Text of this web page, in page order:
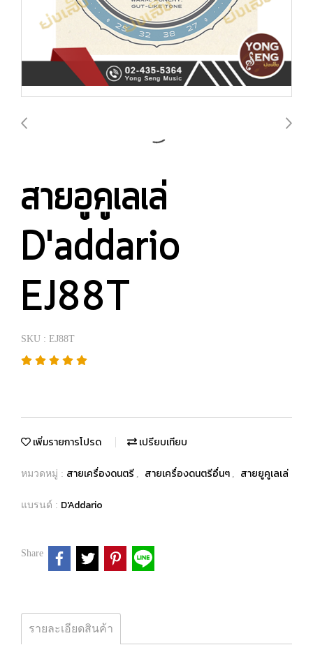
สายอูคูเลเล่
D'addario
EJ88T
SKU : EJ88T
เพิ่มรายการโปรด เปรียบเทียบ
หมวดหมู่ : สายเครื่องดนตรี , สายเครื่องดนตรีอื่นๆ , สายยูคูเลเล่
แบรนด์ : D'Addario
Share
รายละเอียดสินค้า